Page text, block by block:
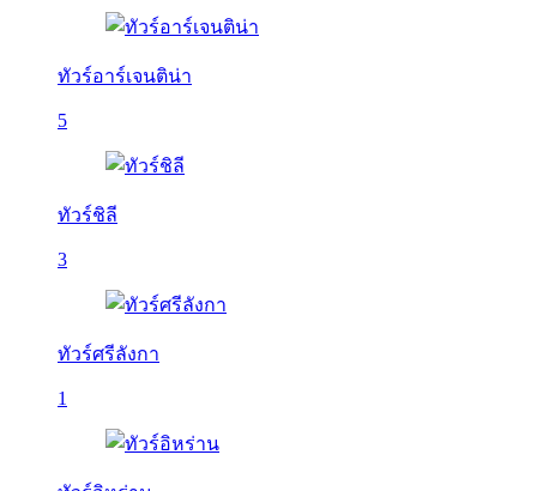
ทัวร์อาร์เจนติน่า
5
ทัวร์ชิลี
3
ทัวร์ศรีลังกา
1